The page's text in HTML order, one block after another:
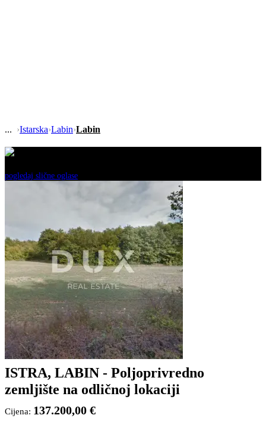
›Istarska›Labin›Labin
pogledaj slične oglase
ISTRA, LABIN - Poljoprivredno
zemljište na odličnoj lokaciji
Cijena: 137.200,00 €